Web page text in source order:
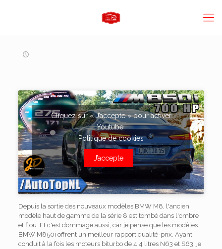
Cliquez sur « J’accepte » pour activer
Youtube
Politique de cookies
J’accepte
Depuis la sortie des nouveaux modèles BMW M8, l'ancien
modèle haut de gamme de la série 8 est tombé dans l'ombre
et flou. Et c'est dommage aussi, car je pense que les modèles
BMW M850i ​​offrent un meilleur rapport qualité-prix. Ayant
conduit à la fois les moteurs biturbo de 4,4 litres N63 et S63, je